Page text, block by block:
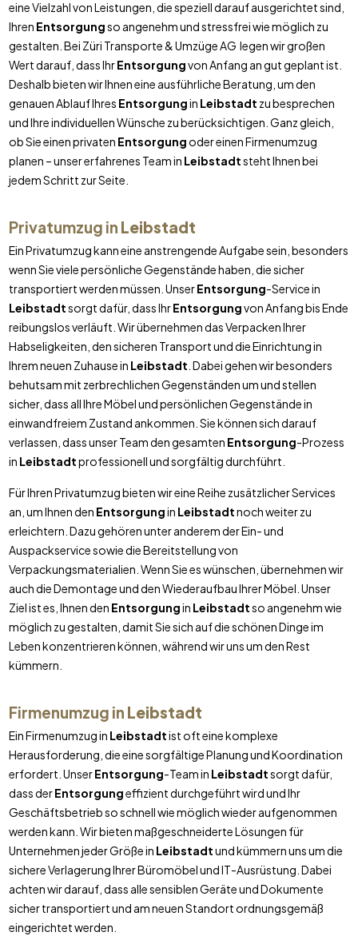
eine Vielzahl von Leistungen, die speziell darauf ausgerichtet sind,
Ihren Entsorgungso angenehm und stressfrei wie möglich zu
gestalten. Bei Züri Transporte & Umzüge AG legen wir großen
Wert darauf, dass IhrEntsorgungvon Anfang an gut geplant ist.
Deshalb bieten wir Ihnen eine ausführliche Beratung, um den
genauen Ablauf Ihres Entsorgungin Leibstadt zu besprechen
und Ihre individuellen Wünsche zu berücksichtigen. Ganz gleich,
ob Sie einen privaten Entsorgungoder einen Firmenumzug
planen – unser erfahrenes Team in Leibstadtsteht Ihnen bei
jedem Schritt zur Seite.
Privatumzug in Leibstadt
Ein Privatumzug kann eine anstrengende Aufgabe sein, besonders
wenn Sie viele persönliche Gegenstände haben, die sicher
transportiert werden müssen. UnserEntsorgung-Service in
Leibstadtsorgt dafür, dass IhrEntsorgungvon Anfang bis Ende
reibungslos verläuft. Wir übernehmen das Verpacken Ihrer
Habseligkeiten, den sicheren Transport und die Einrichtung in
Ihrem neuen Zuhause in Leibstadt . Dabei gehen wir besonders
behutsam mit zerbrechlichen Gegenständen um und stellen
sicher, dass all Ihre Möbel und persönlichen Gegenstände in
einwandfreiem Zustand ankommen. Sie können sich darauf
verlassen, dass unser Team den gesamten Entsorgung-Prozess
in Leibstadtprofessionell und sorgfältig durchführt.
Für Ihren Privatumzug bieten wir eine Reihe zusätzlicher Services
an, um Ihnen den Entsorgungin Leibstadtnoch weiter zu
erleichtern. Dazu gehören unter anderem der Ein- und
Auspackservice sowie die Bereitstellung von
Verpackungsmaterialien. Wenn Sie es wünschen, übernehmen wir
auch die Demontage und den Wiederaufbau Ihrer Möbel. Unser
Ziel ist es, Ihnen den Entsorgungin Leibstadtso angenehm wie
möglich zu gestalten, damit Sie sich auf die schönen Dinge im
Leben konzentrieren können, während wir uns um den Rest
kümmern.
Firmenumzug in Leibstadt
Ein Firmenumzug in Leibstadtist oft eine komplexe
Herausforderung, die eine sorgfältige Planung und Koordination
erfordert. UnserEntsorgung-Team in Leibstadtsorgt dafür,
dass derEntsorgungeffizient durchgeführt wird und Ihr
Geschäftsbetrieb so schnell wie möglich wieder aufgenommen
werden kann. Wir bieten maßgeschneiderte Lösungen für
Unternehmen jeder Größe in Leibstadtund kümmern uns um die
sichere Verlagerung Ihrer Büromöbel und IT-Ausrüstung. Dabei
achten wir darauf, dass alle sensiblen Geräte und Dokumente
sicher transportiert und am neuen Standort ordnungsgemäß
eingerichtet werden.